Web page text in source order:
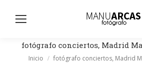
fotógrafo conciertos, Madrid
Estás aquí:
Inicio fotógrafo conciertos, Madrid